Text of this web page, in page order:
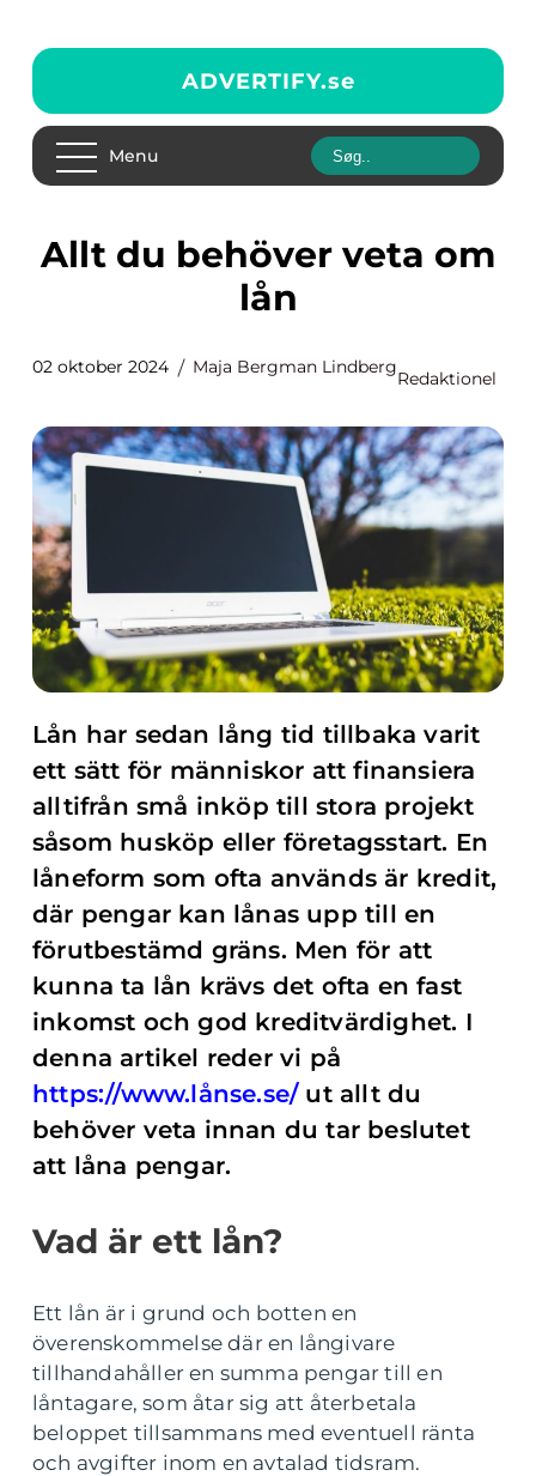
ADVERTIFY.se
Menu
Allt du behöver veta om
lån
02 oktober 2024 Maja Bergman Lindberg
Redaktionel
Lån har sedan lång tid tillbaka varit
ett sätt för människor att finansiera
alltifrån små inköp till stora projekt
såsom husköp eller företagsstart. En
låneform som ofta används är kredit,
där pengar kan lånas upp till en
förutbestämd gräns. Men för att
kunna ta lån krävs det ofta en fast
inkomst och god kreditvärdighet. I
denna artikel reder vi på
https://www.lånse.se/ut allt du
behöver veta innan du tar beslutet
att låna pengar.
Vad är ett lån?
Ett lån är i grund och botten en
överenskommelse där en långivare
tillhandahåller en summa pengar till en
låntagare, som åtar sig att återbetala
beloppet tillsammans med eventuell ränta
och avgifter inom en avtalad tidsram.